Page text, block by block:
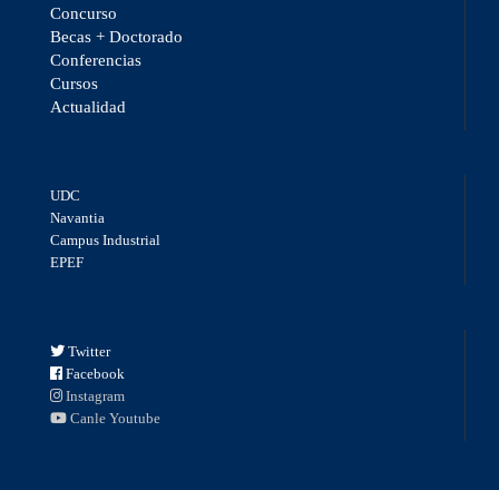
Concurso
Becas + Doctorado
Conferencias
Cursos
Actualidad
UDC
Navantia
Campus Industrial
EPEF
Twitter
Facebook
Instagram
Canle Youtube